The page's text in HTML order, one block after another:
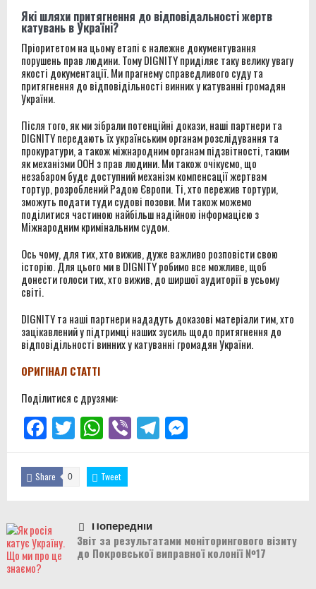
Які шляхи притягнення до відповідальності жертв
катувань в Україні?
Пріоритетом на цьому етапі є належне документування
порушень прав людини. Тому DIGNITY приділяє таку велику увагу
якості документації. Ми прагнему справедливого суду та
притягнення до відповідільності винних у катуванні громадян
України.
Після того, як ми зібрали потенційні докази, наші партнери та
DIGNITY передають їх українським органам розслідування та
прокуратури, а також міжнародним органам підзвітності, таким
як механізми ООН з прав людини. Ми також очікуємо, що
незабаром буде доступний механізм компенсації жертвам
тортур, розроблений Радою Європи. Ті, хто пережив тортури,
зможуть подати туди судові позови. Ми також можемо
поділитися частиною найбільш надійною інформацією з
Міжнародним кримінальним судом.
Ось чому, для тих, хто вижив, дуже важливо розповісти свою
історію. Для цього ми в DIGNITY робимо все можливе, щоб
донести голоси тих, хто вижив, до ширшої аудиторії в усьому
світі.
DIGNITY та наші партнери нададуть доказові матеріали тим, хто
зацікавлений у підтримці наших зусиль щодо притягнення до
відповідільності винних у катуванні громадян України.
ОРИГІНАЛ СТАТТІ
Поділитися с друзями:
Facebook
TwitterWhatsApp
ViberTelegramMessenger
Share 0 Tweet
Попередній
Звіт за результатами моніторингового візиту
до Покровської виправної колонії №17